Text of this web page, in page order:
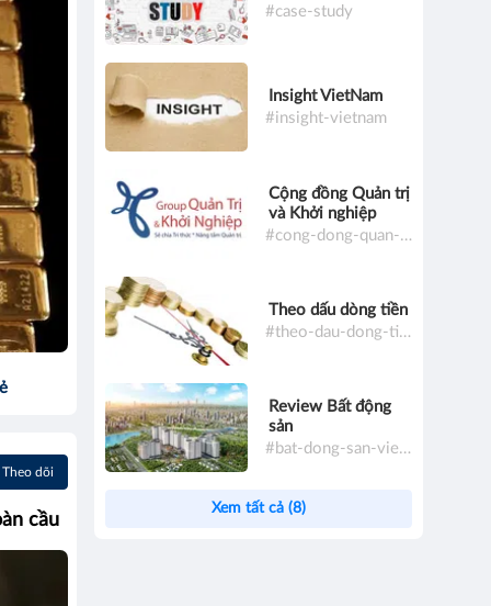
Theo dõi
cầu
#case-study
Insight VietNam
#insight-vietnam
Cộng đồng Quản trị
và Khởi nghiệp
#cong-dong-quan-tri-va-khoi-nghiep
Theo dấu dòng tiền
#theo-dau-dong-tien
Review Bất động
sản
#bat-dong-san-viet-nam
Xem tất cả (8)